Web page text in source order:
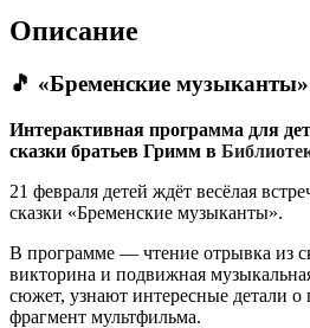
Описание
🎵 «Бременские музыканты»
Интерактивная программа для
сказки братьев Гримм в
21 февраля детей ждёт весёлая
сказки «Бременские музыканты».
В программе — чтение отрывка из
викторина и подвижная
сюжет, узнают интересные детали о
фрагмент мультфильма.